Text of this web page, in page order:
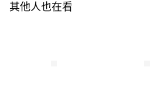
其他人也在看